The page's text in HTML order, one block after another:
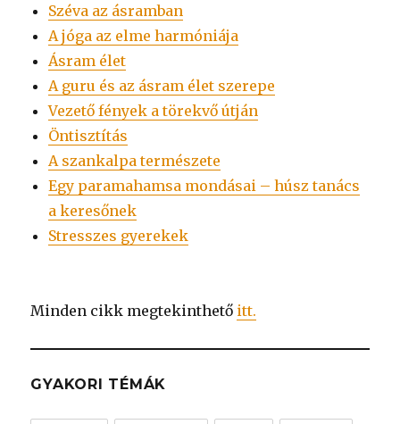
Széva az ásramban
A jóga az elme harmóniája
Ásram élet
A guru és az ásram élet szerepe
Vezető fények a törekvő útján
Öntisztítás
A szankalpa természete
Egy paramahamsa mondásai – húsz tanács
a keresőnek
Stresszes gyerekek
Minden cikk megtekinthető itt.
GYAKORI TÉMÁK